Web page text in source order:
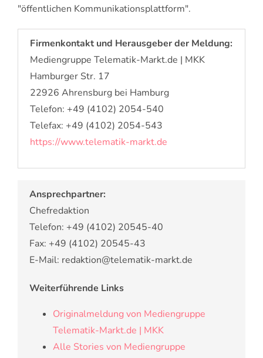
"öffentlichen Kommunikationsplattform".
Firmenkontakt und Herausgeber der Meldung:
Mediengruppe Telematik-Markt.de | MKK
Hamburger Str. 17
22926 Ahrensburg bei Hamburg
Telefon: +49 (4102) 2054-540
Telefax: +49 (4102) 2054-543
https://www.telematik-markt.de
Ansprechpartner:
Chefredaktion
Telefon: +49 (4102) 20545-40
Fax: +49 (4102) 20545-43
E-Mail: redaktion@telematik-markt.de
Weiterführende Links
Originalmeldung von Mediengruppe
Telematik-Markt.de | MKK
Alle Stories von Mediengruppe